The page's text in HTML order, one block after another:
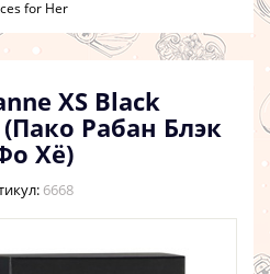
for Her
XS Black
Рабан Блэк
Хё)
6668